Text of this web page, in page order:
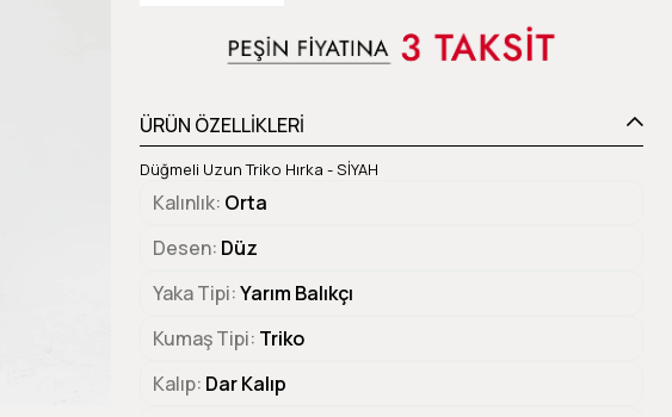
ÜRÜN ÖZELLİKLERİ
Düğmeli Uzun Triko Hırka - SİYAH
Kalınlık Orta
Desen Düz
Yaka Tipi Yarım Balıkçı
Kumaş Tipi Triko
Kalıp Dar Kalıp